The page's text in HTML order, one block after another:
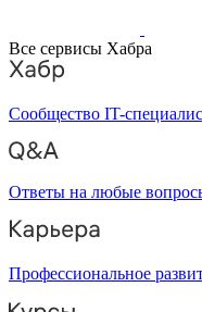
Все сервисы Хабра
Сообщество IT-
Ответы на любые
Профессиональное